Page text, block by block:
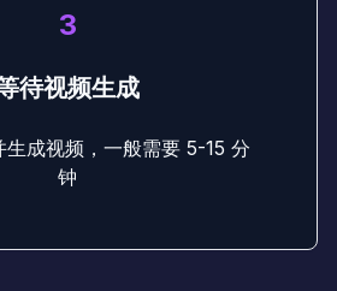
3
待视频生成
成视频，一般需要 5-15 分
钟